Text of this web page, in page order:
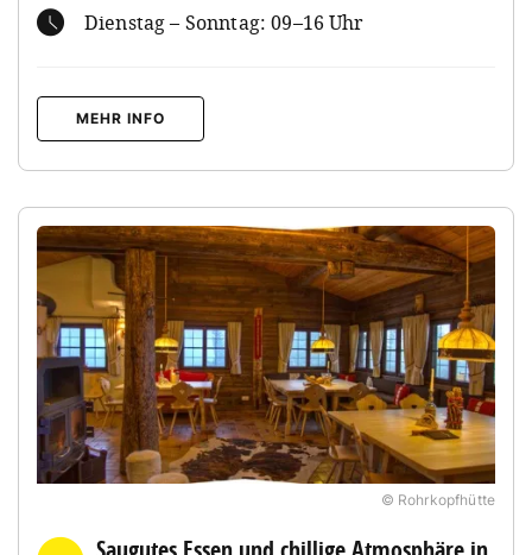
Dienstag – Sonntag: 09–16 Uhr
MEHR INFO
© Rohrkopfhütte